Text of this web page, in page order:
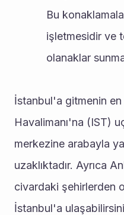
Bu
işletmesidir ve
olanaklar
İstanbul'a gitmenin
Havalimanı'na (IST)
merkezine arabayla
uzaklıktadır. Ayrıca
civardaki şehirlerden
İstanbul'a